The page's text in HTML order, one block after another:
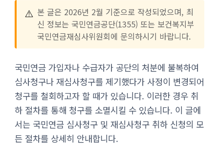
⚠️ 본 글은 2026년 2월 기준으로 작성되었으며, 최
신 정보는 국민연금공단(1355) 또는 보건복지부
국민연금재심사위원회에 문의하시기 바랍니다.
국민연금 가입자나 수급자가 공단의 처분에 불복하여
심사청구나 재심사청구를 제기했다가 사정이 변경되어
청구를 철회하고자 할 때가 있습니다. 이러한 경우 취
하 절차를 통해 청구를 소멸시킬 수 있습니다. 이 글에
서는 국민연금 심사청구 및 재심사청구 취하 신청의 모
든 절차를 상세히 안내합니다.